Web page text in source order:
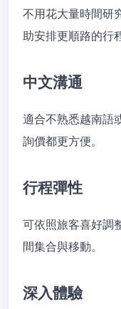
不用花大量時間研
助安排更順路的行
中文溝通
適合不熟悉越南語
詢價都更方便。
行程彈性
可依照旅客喜好調
間集合與移動。
深入體驗